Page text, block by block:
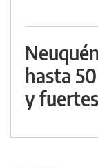
hasta
y